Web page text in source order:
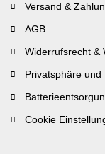
Versand &
AGB
Widerrufsrecht &
Privatsphäre und
Cookie